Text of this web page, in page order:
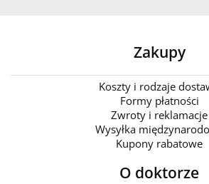
Zakupy
Koszty i rodzaje
Formy płatności
Zwroty i reklamacje
Wysyłka
Kupony rabatowe
O doktorze